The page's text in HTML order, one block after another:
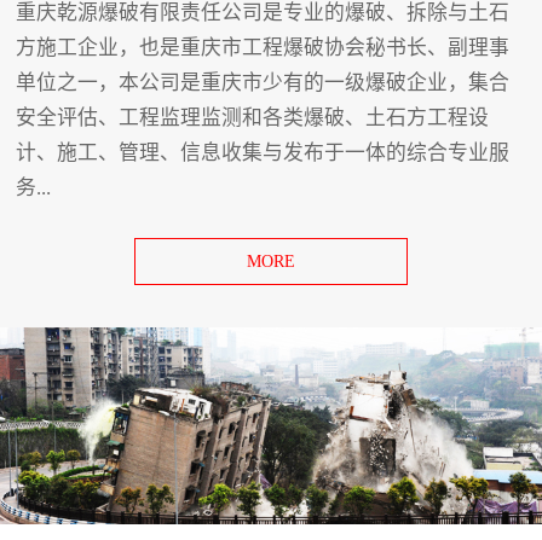
重庆乾源爆破有限责任公司是专业的爆破、拆除与土石
方施工企业，也是重庆市工程爆破协会秘书长、副理事
单位之一，本公司是重庆市少有的一级爆破企业，集合
安全评估、工程监理监测和各类爆破、土石方工程设
计、施工、管理、信息收集与发布于一体的综合专业服
务...
MORE